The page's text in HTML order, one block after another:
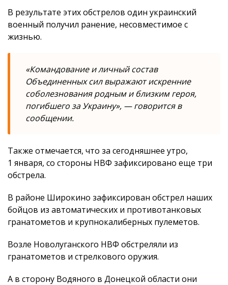
В результате этих обстрелов один украинский
военный получил ранение, несовместимое с
жизнью.
«Командование и личный состав
Объединенных сил выражают искренние
соболезнования родным и близким героя,
погибшего за Украину», — говорится в
сообщении.
Также отмечается, что за сегодняшнее утро,
1 января, со стороны НВФ зафиксировано еще три
обстрела.
В районе Широкино зафиксирован обстрел наших
бойцов из автоматических и противотанковых
гранатометов и крупнокалиберных пулеметов.
Возле Новолуганского НВФ обстреляли из
гранатометов и стрелкового оружия.
А в сторону Водяного в Донецкой области они